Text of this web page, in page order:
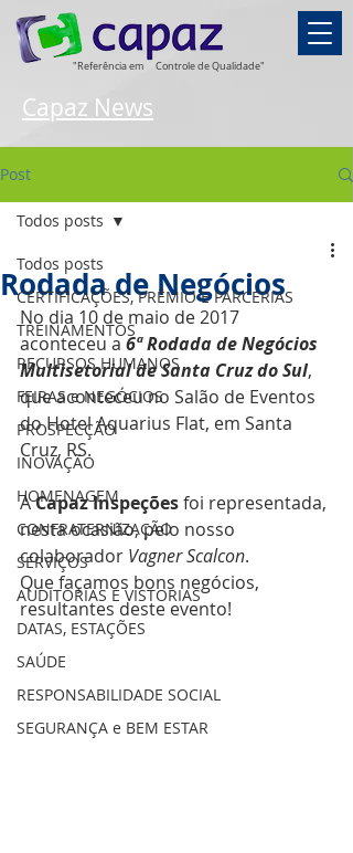
"Referência em Controle de Qualidade"
Capaz News
Post
Todos posts
CERTIFICAÇÕES, PRÊMIO E PARCERIAS
TREINAMENTOS
RECURSOS HUMANOS
FEIRAS e NEGÓCIOS
PROSPECÇÃO
INOVAÇÃO
HOMENAGEM
CONFRATERNIZAÇÃO
SERVIÇOS
AUDITORIAS E VISTORIAS
DATAS, ESTAÇÕES
SAÚDE
RESPONSABILIDADE SOCIAL
SEGURANÇA e BEM ESTAR
Todos posts
Rodada de Negócios
No dia 10 de maio de 2017
aconteceu a 6ª Rodada de Negócios
Multisetorial de Santa Cruz do Sul,
que aconteceu no Salão de Eventos
do Hotel Aquarius Flat, em Santa
Cruz, RS.
A Capaz Inspeções foi representada,
nesta ocasião, pelo nosso
colaborador Vagner Scalcon.
Que façamos bons negócios,
resultantes deste evento!